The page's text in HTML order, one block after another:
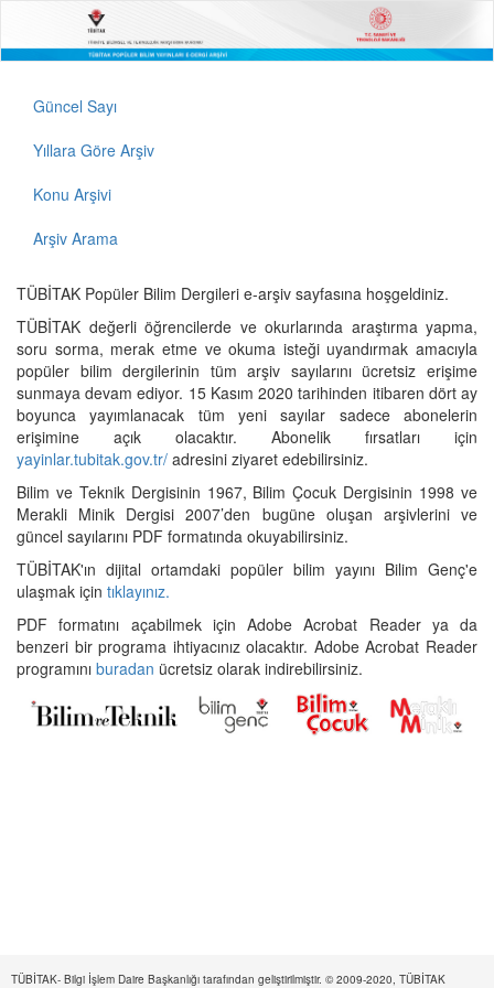
Güncel Sayı
Yıllara Göre Arşiv
Konu Arşivi
Arşiv Arama
TÜBİTAK Popüler Bilim Dergileri e-arşiv sayfasına hoşgeldiniz.
TÜBİTAK değerli öğrencilerde ve okurlarında araştırma yapma,
soru sorma, merak etme ve okuma isteği uyandırmak amacıyla
popüler bilim dergilerinin tüm arşiv sayılarını ücretsiz erişime
sunmaya devam ediyor. 15 Kasım 2020 tarihinden itibaren dört ay
boyunca yayımlanacak tüm yeni sayılar sadece abonelerin
erişimine açık olacaktır. Abonelik fırsatları için
yayinlar.tubitak.gov.tr/ adresini ziyaret edebilirsiniz.
Bilim ve Teknik Dergisinin 1967, Bilim Çocuk Dergisinin 1998 ve
Merakli Minik Dergisi 2007’den bugüne oluşan arşivlerini ve
güncel sayılarını PDF formatında okuyabilirsiniz.
TÜBİTAK'ın dijital ortamdaki popüler bilim yayını Bilim Genç'e
ulaşmak için tıklayınız.
PDF formatını açabilmek için Adobe Acrobat Reader ya da
benzeri bir programa ihtiyacınız olacaktır. Adobe Acrobat Reader
programını buradan ücretsiz olarak indirebilirsiniz.
TÜBİTAK- Bilgi İşlem Daire Başkanlığı tarafından geliştirilmiştir. © 2009-2020, TÜBİTAK